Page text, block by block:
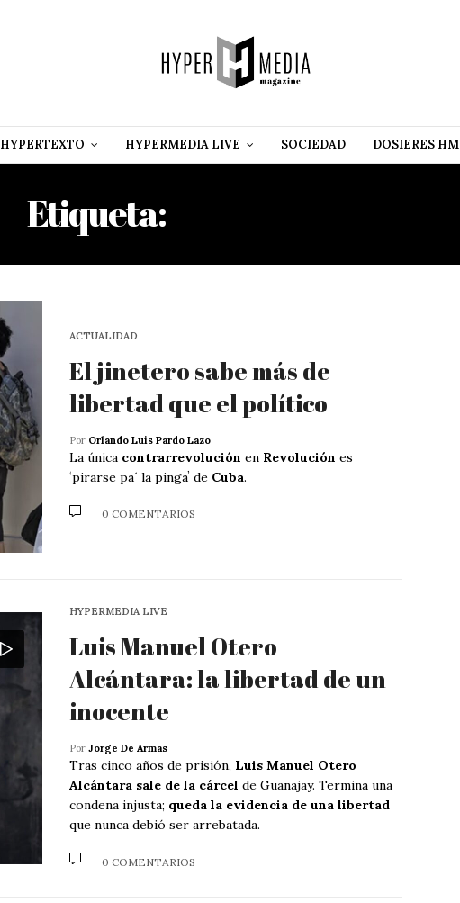
HYPERTEXTO HYPERMEDIA LIVE SOCIEDAD DOSIERES HM
Etiqueta:
ACTUALIDAD
El jinetero sabe más de
libertad que el político
Por Orlando Luis Pardo Lazo
La única contrarrevolución en Revolución es
ʻpirarse pa´ la pingaʼ de Cuba.
0 COMENTARIOS
HYPERMEDIA LIVE
Luis Manuel Otero
Alcántara: la libertad de un
inocente
Por Jorge De Armas
Tras cinco años de prisión, Luis Manuel Otero
Alcántara sale de la cárcel de Guanajay. Termina una
condena injusta; queda la evidencia de una libertad
que nunca debió ser arrebatada.
0 COMENTARIOS